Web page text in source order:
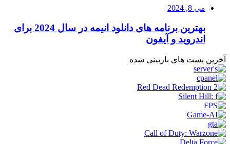
می 8, 2024
بهترین برنامه های دانلود انیمه در سال 2024 برای
اندروید و آیفون
آخرین پست های بازبینی شده